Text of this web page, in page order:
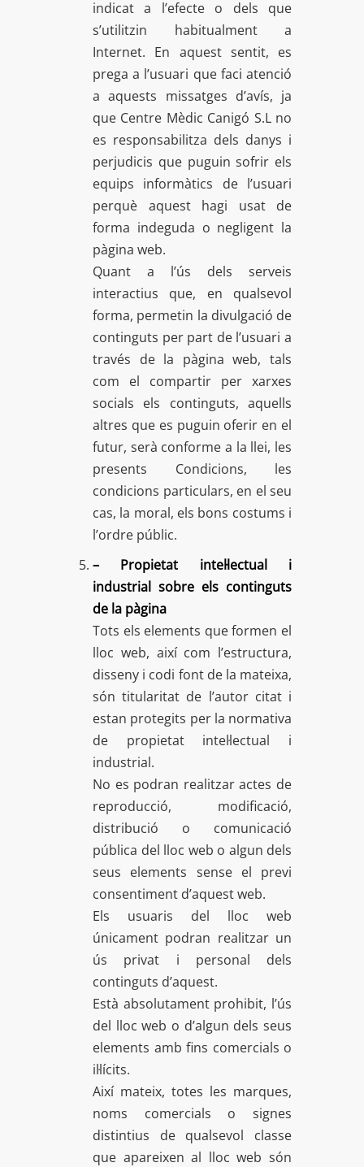
indicat a l’efecte o dels que
s’utilitzin habitualment a
Internet. En aquest sentit, es
prega a l’usuari que faci atenció
a aquests missatges d’avís, ja
que Centre Mèdic Canigó S.L no
es responsabilitza dels danys i
perjudicis que puguin sofrir els
equips informàtics de l’usuari
perquè aquest hagi usat de
forma indeguda o negligent la
pàgina web.
Quant a l’ús dels serveis
interactius que, en qualsevol
forma, permetin la divulgació de
continguts per part de l’usuari a
través de la pàgina web, tals
com el compartir per xarxes
socials els continguts, aquells
altres que es puguin oferir en el
futur, serà conforme a la llei, les
presents Condicions, les
condicions particulars, en el seu
cas, la moral, els bons costums i
l’ordre públic.
– Propietat intel·lectual i
industrial sobre els continguts
de la pàgina
Tots els elements que formen el
lloc web, així com l’estructura,
disseny i codi font de la mateixa,
són titularitat de l’autor citat i
estan protegits per la normativa
de propietat intel·lectual i
industrial.
No es podran realitzar actes de
reproducció, modificació,
distribució o comunicació
pública del lloc web o algun dels
seus elements sense el previ
consentiment d’aquest web.
Els usuaris del lloc web
únicament podran realitzar un
ús privat i personal dels
continguts d’aquest.
Està absolutament prohibit, l’ús
del lloc web o d’algun dels seus
elements amb fins comercials o
il·lícits.
Així mateix, totes les marques,
noms comercials o signes
distintius de qualsevol classe
que apareixen al lloc web són